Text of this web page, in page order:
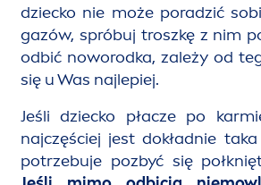
dziecko nie może poradzić
gazów, spróbuj troszkę z nim
odbić noworodka, zależy od
się u Was najlepiej.
Jeśli dziecko płacze po
najczęściej jest dokładnie
potrzebuje pozbyć się